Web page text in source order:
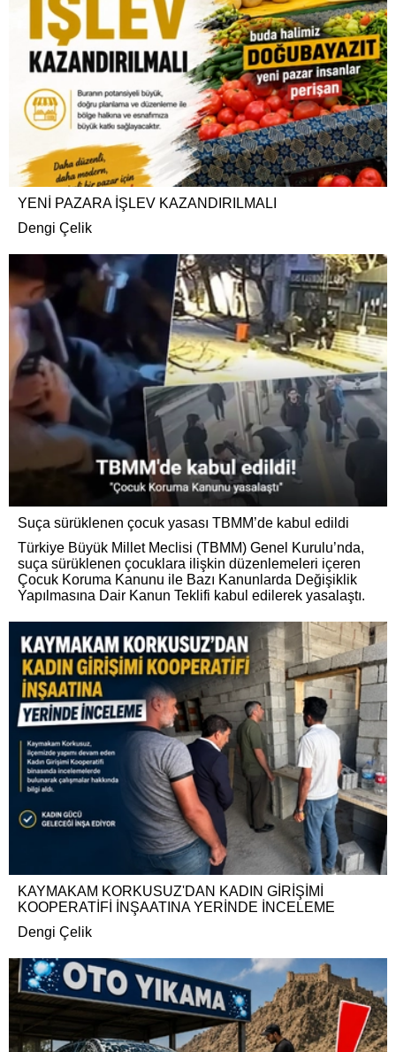
YENİ PAZARA İŞLEV KAZANDIRILMALI
Dengi Çelik
Suça sürüklenen çocuk yasası TBMM’de kabul edildi
Türkiye Büyük Millet Meclisi (TBMM) Genel Kurulu’nda,
suça sürüklenen çocuklara ilişkin düzenlemeleri içeren
Çocuk Koruma Kanunu ile Bazı Kanunlarda Değişiklik
Yapılmasına Dair Kanun Teklifi kabul edilerek yasalaştı.
KAYMAKAM KORKUSUZ'DAN KADIN GİRİŞİMİ
KOOPERATİFİ İNŞAATINA YERİNDE İNCELEME
Dengi Çelik